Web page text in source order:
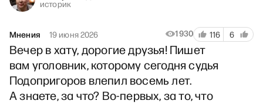
историк
Мнения 19 июня 2026 1930 116 6
Вечер в хату, дорогие друзья! Пишет
вам уголовник, которому сегодня судья
Подопригоров влепил восемь лет.
А знаете, за что? Во-первых, за то, что